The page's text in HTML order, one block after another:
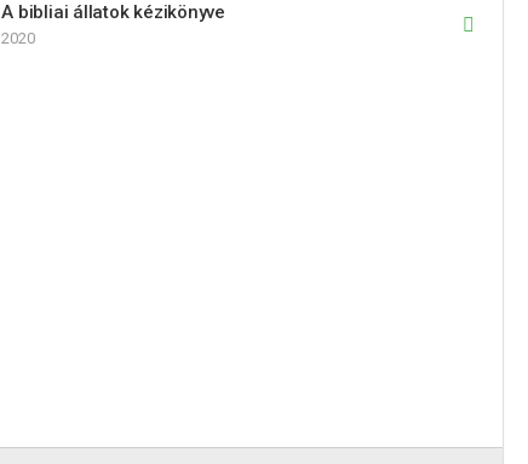
A bibliai állatok kézikönyve
2020